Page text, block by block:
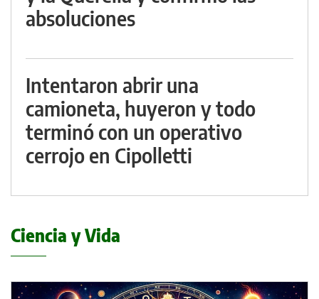
absoluciones
Intentaron abrir una
camioneta, huyeron y todo
terminó con un operativo
cerrojo en Cipolletti
Ciencia y Vida